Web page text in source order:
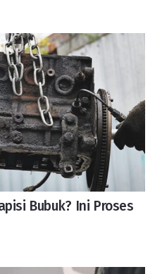
Bubuk? Ini Proses